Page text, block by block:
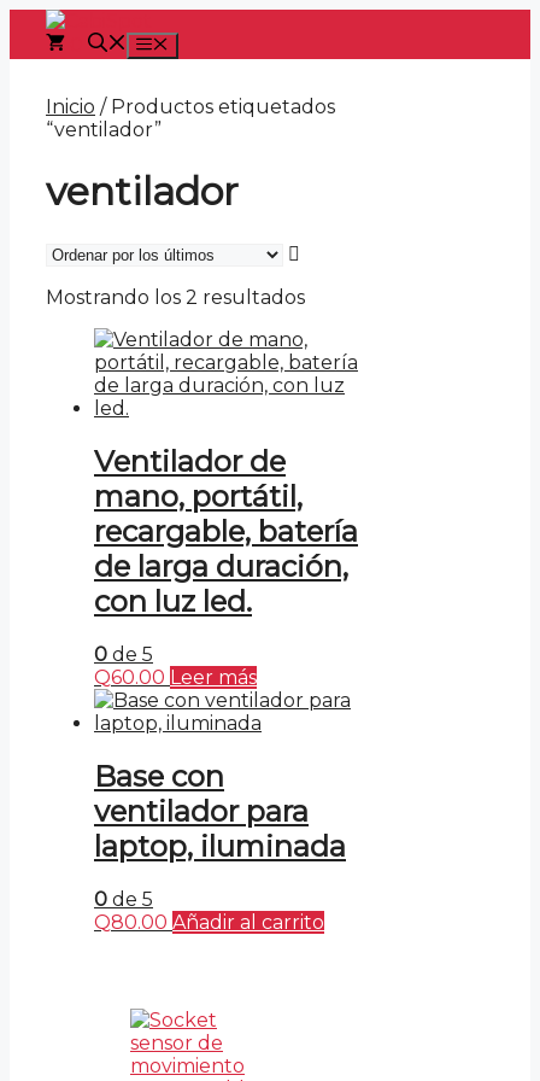
Saltar
contenido
Menú
Inicio / Productos etiquetados
“ventilador”
ventilador
Mostrando los 2 resultadosOrdenado
los
últimos
Ventilador de
mano, portátil,
recargable, batería
de larga duración,
con luz led.
0 de 5
Q60.00 Leer más
Base con
ventilador para
laptop, iluminada
0 de 5
Q80.00 Añadir al carrito